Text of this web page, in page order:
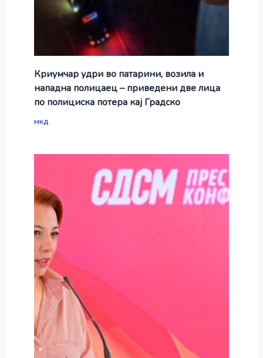
Криумчар удри во патарини, возила и
нападна полицаец – приведени две лица
по полициска потера кај Градско
мкд